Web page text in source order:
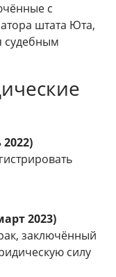
с
штата Юта,
судебным
2023)
заключённый
силу